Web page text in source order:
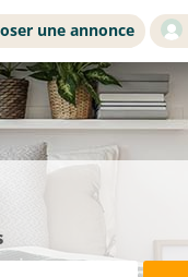
une annonce